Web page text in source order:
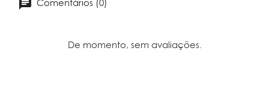
Comentários (0)
De momento, sem avaliações.